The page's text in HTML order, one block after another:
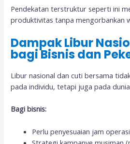
Pendekatan terstruktur seperti ini
produktivitas tanpa mengorbankan
Dampak Libur
bagi Bisnis dan
Libur nasional dan cuti bersama
pada individu, tetapi juga pada
Bagi bisnis:
Perlu penyesuaian jam